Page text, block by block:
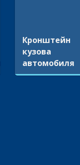
Кронштейн
кузова
автомобиля